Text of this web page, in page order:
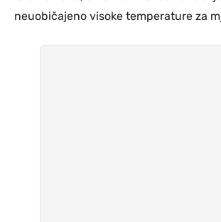
neuobičajeno visoke temperature za